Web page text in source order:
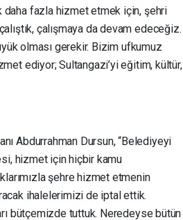
daha fazla hizmet etmek için, şehri
çalışmaya da devam edeceğiz.
olması gerekir. Bizim ufkumuz
ediyor; Sultangazi’yi eğitim, kültür,
Abdurrahman Dursun, “Belediyeyi
hizmet için hiçbir kamu
şehre hizmet etmenin
ihalelerimizi de iptal ettik.
bütçemizde tuttuk. Neredeyse bütün